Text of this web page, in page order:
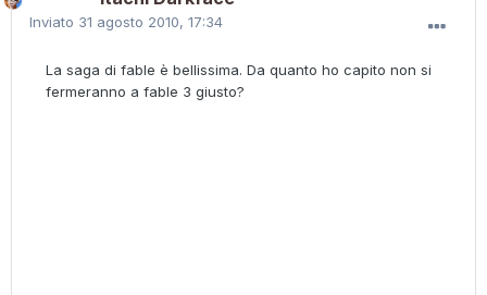
Inviato 31 agosto 2010, 17:34
La saga di fable è bellissima. Da quanto ho capito non si
fermeranno a fable 3 giusto?